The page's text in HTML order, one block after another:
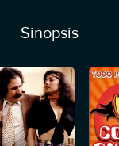
Sinopsis